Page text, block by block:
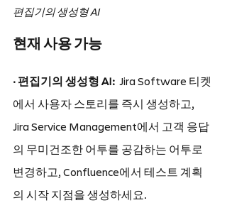
편집기의 생성형 AI
현재 사용 가능
· 편집기의 생성형 AI: Jira Software 티켓
에서 사용자 스토리를 즉시 생성하고,
Jira Service Management에서 고객 응답
의 무미건조한 어투를 공감하는 어투로
변경하고, Confluence에서 테스트 계획
의 시작 지점을 생성하세요.